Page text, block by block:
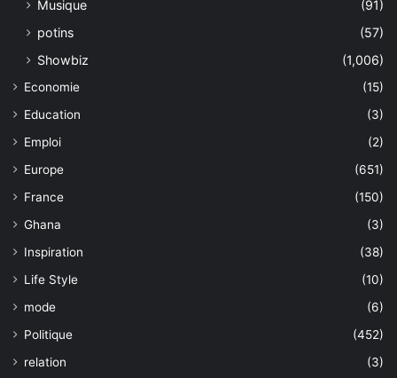
Musique
(91)
potins
(57)
Showbiz
(1,006)
Economie
(15)
Education
(3)
Emploi
(2)
Europe
(651)
France
(150)
Ghana
(3)
Inspiration
(38)
Life Style
(10)
mode
(6)
Politique
(452)
relation
(3)